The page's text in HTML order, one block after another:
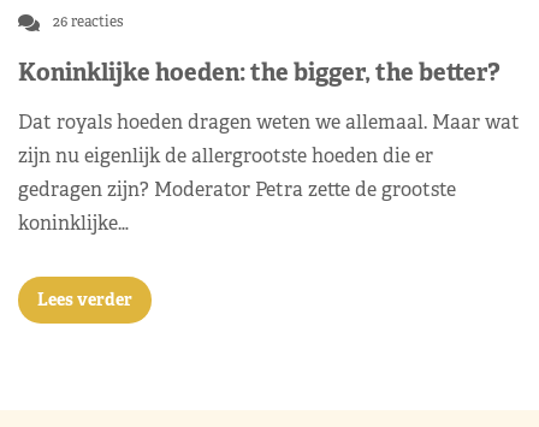
26 reacties
Koninklijke hoeden: the bigger, the better?
Dat royals hoeden dragen weten we allemaal. Maar wat
zijn nu eigenlijk de allergrootste hoeden die er
gedragen zijn? Moderator Petra zette de grootste
koninklijke…
Lees verder